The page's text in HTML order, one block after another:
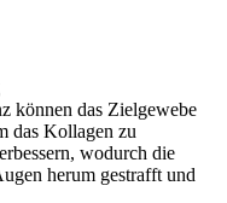
können das Zielgewebe
das Kollagen zu
wodurch die
herum gestrafft und